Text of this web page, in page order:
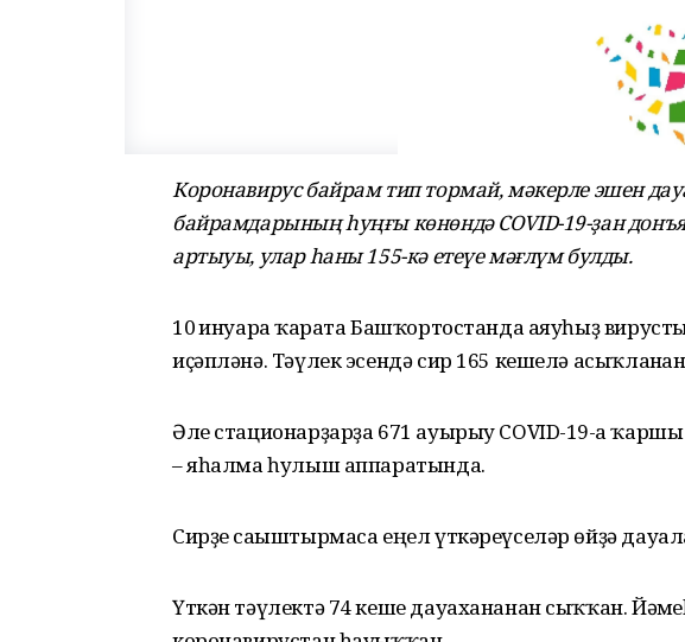
Коронавирус байрам тип тормай, мәкерле эшен
байрамдарының һуңғы көнөндә COVID-19-ҙан
артыуы, улар һаны 155-кә етеүе мәғлүм булды.
10 ғинуарға ҡарата Башҡортостанда аяуһыҙ
иҫәпләнә. Тәүлек эсендә сир 165 кешелә
Әле стационарҙарҙа 671 ауырыу COVID-19-ға
– яһалма һулыш аппаратында.
Сирҙе сағыштырмаса еңел үткәреүселәр өйҙә
Үткән тәүлектә 74 кеше дауахананан сыҡҡан.